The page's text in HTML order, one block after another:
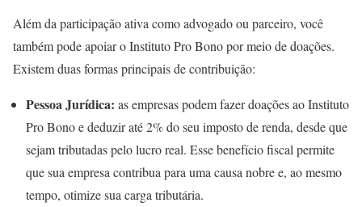
Além da participação ativa como advogado ou parceiro, você
também pode apoiar o Instituto Pro Bono por meio de doações.
Existem duas formas principais de contribuição:
Pessoa Jurídica: as empresas podem fazer doações ao Instituto
Pro Bono e deduzir até 2% do seu imposto de renda, desde que
sejam tributadas pelo lucro real. Esse benefício fiscal permite
que sua empresa contribua para uma causa nobre e, ao mesmo
tempo, otimize sua carga tributária.